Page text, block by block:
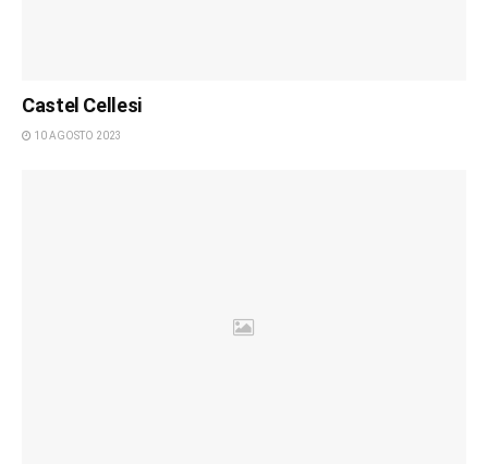
Castel Cellesi
10 AGOSTO 2023